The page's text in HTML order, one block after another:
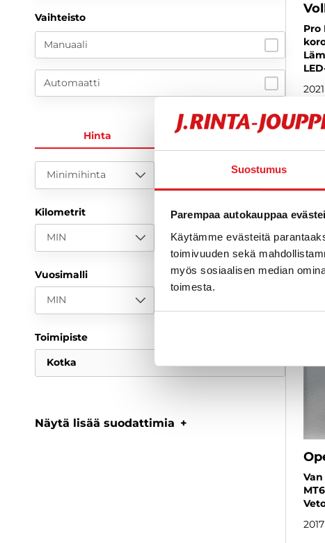
Suostumus
Parempaa autokauppaa
Käytämme evästeitä
toimivuuden sekä
myös sosiaalisen median
toimesta.
Vaihteisto
Manuaali
Automaatti
Hinta
Minimihinta Maksimihinta
Kilometrit
MIN MAX
Vuosimalli
MIN
Toimipiste
Kotka
Näytä lisää suodattimia
Pro
2021
16
Van
2017